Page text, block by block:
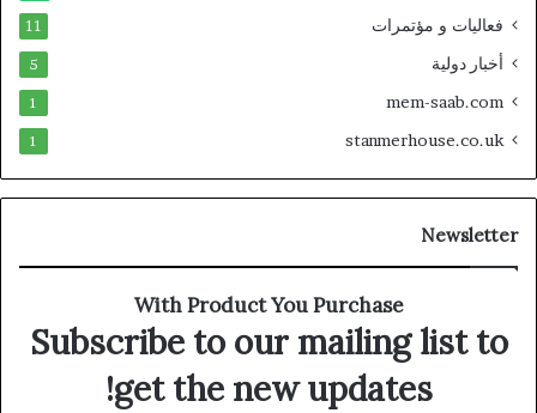
فعاليات و مؤتمرات 11
أخبار دولية 5
mem-saab.com
1
stanmerhouse.co.uk
1
Newsletter
With Product You Purchase
Subscribe to our mailing list to
get the new updates!